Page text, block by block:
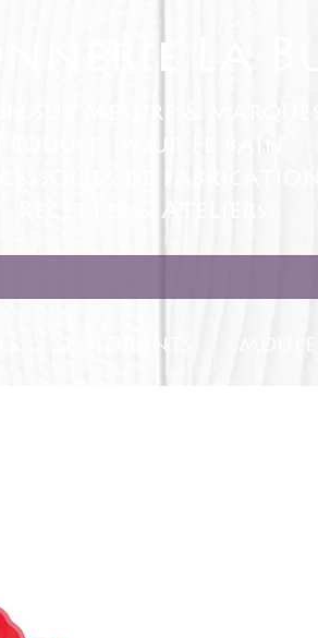
La
sur mesure & marques
Produits pour le bain
Recettes & Ateliers
COLORANTS